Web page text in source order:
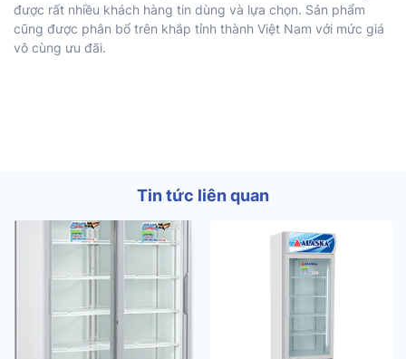
được rất nhiều khách hàng tin dùng và lựa chọn. Sản phẩm
cũng được phân bổ trên khắp tỉnh thành Việt Nam với mức giá
vô cùng ưu đãi.
Tin tức liên quan